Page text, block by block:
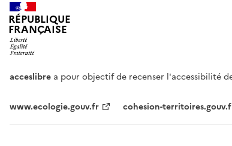
RÉPUBLIQUE
FRANÇAISE
acceslibre a pour objectif de recenser l'accessibilité
www.ecologie.gouv.fr cohesion-